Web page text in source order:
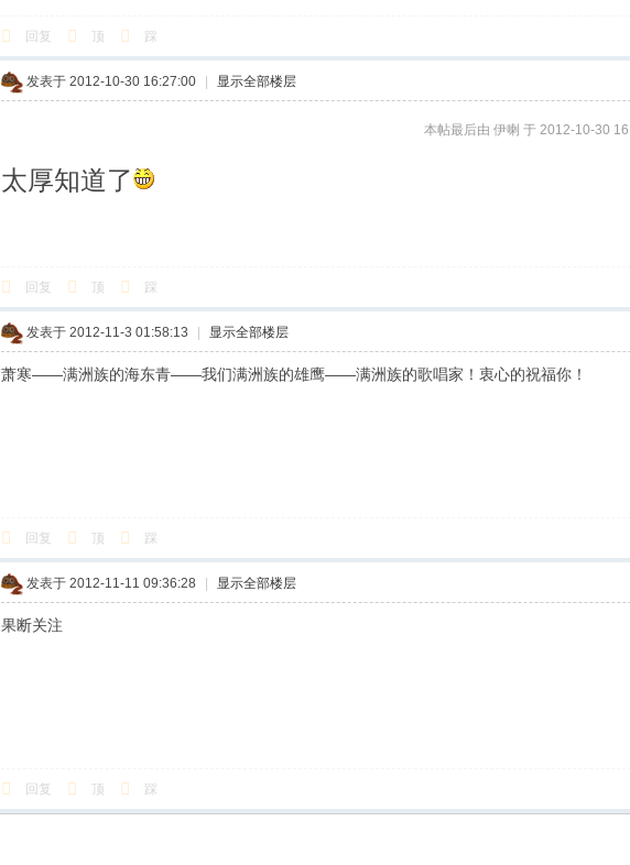
回复 顶 踩
发表于 2012-10-30 16:27:00 显示全部楼层
本帖最后由 伊喇 于 2012-10-30
太厚知道了
回复 顶 踩
发表于 2012-11-3 01:58:13 显示全部楼层
萧寒——满洲族的海东青——我们满洲族的雄鹰——满洲族的歌唱家！衷心的祝福你！
回复 顶 踩
发表于 2012-11-11 09:36:28 显示全部楼层
果断关注
回复 顶 踩